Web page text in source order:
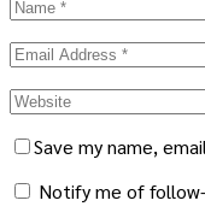
Save my name,
Notify me of